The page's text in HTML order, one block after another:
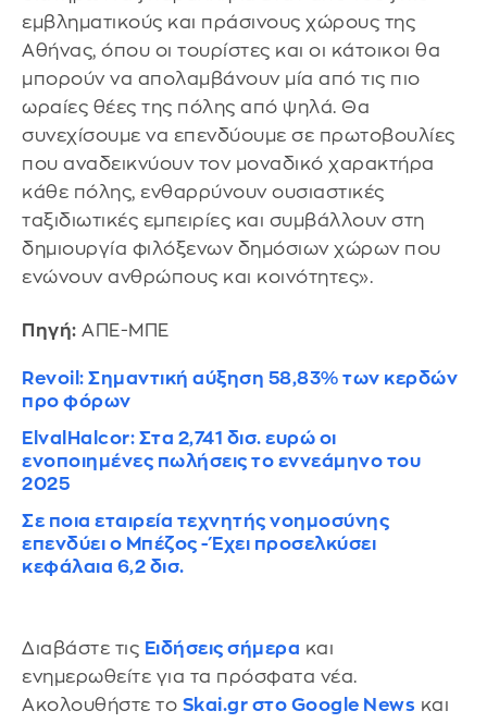
εμβληματικούς και πράσινους χώρους της
Αθήνας, όπου οι τουρίστες και οι κάτοικοι θα
μπορούν να απολαμβάνουν μία από τις πιο
ωραίες θέες της πόλης από ψηλά. Θα
συνεχίσουμε να επενδύουμε σε πρωτοβουλίες
που αναδεικνύουν τον μοναδικό χαρακτήρα
κάθε πόλης, ενθαρρύνουν ουσιαστικές
ταξιδιωτικές εμπειρίες και συμβάλλουν στη
δημιουργία φιλόξενων δημόσιων χώρων που
ενώνουν ανθρώπους και κοινότητες».
Πηγή: ΑΠΕ-ΜΠΕ
Revoil: Σημαντική αύξηση 58,83% των κερδών
προ φόρων
ElvalHalcor: Στα 2,741 δισ. ευρώ οι
ενοποιημένες πωλήσεις το εννεάμηνο του
2025
Σε ποια εταιρεία τεχνητής νοημοσύνης
επενδύει ο Μπέζος - Έχει προσελκύσει
κεφάλαια 6,2 δισ.
Διαβάστε τις Ειδήσεις σήμερα και
ενημερωθείτε για τα πρόσφατα νέα.
Ακολουθήστε το Skai.gr στο Google News και